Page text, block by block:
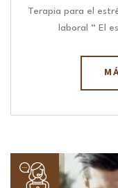
Terapia para el
laboral “ El